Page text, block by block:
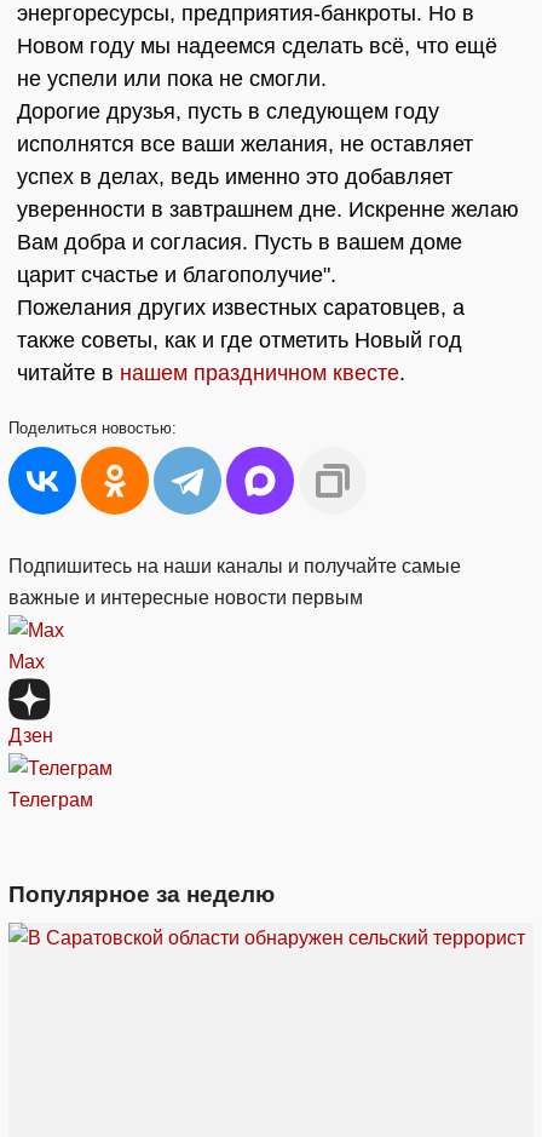
энергоресурсы, предприятия-банкроты. Но в
Новом году мы надеемся сделать всё, что ещё
не успели или пока не смогли.
Дорогие друзья, пусть в следующем году
исполнятся все ваши желания, не оставляет
успех в делах, ведь именно это добавляет
уверенности в завтрашнем дне. Искренне желаю
Вам добра и согласия. Пусть в вашем доме
царит счастье и благополучие".
Пожелания других известных саратовцев, а
также советы, как и где отметить Новый год
читайте в нашем праздничном квесте.
Поделиться новостью:
Подпишитесь на наши каналы и получайте самые
важные и интересные новости первым
Max
Дзен
Телеграм
Популярное за неделю